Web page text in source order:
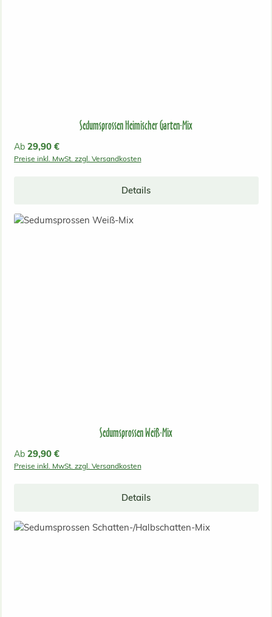
Sedumsprossen Heimischer Garten-Mix
Regulärer Preis:
Ab 29,90 €
Preise inkl. MwSt. zzgl. Versandkosten
Details
Sedumsprossen Weiß-Mix
Regulärer Preis:
Ab 29,90 €
Preise inkl. MwSt. zzgl. Versandkosten
Details